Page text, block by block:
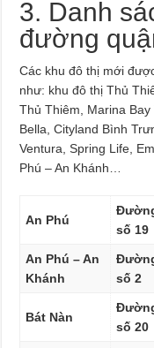
3. Danh
đường
Các khu đô thị mới
như: khu đô thị Thủ
Thủ Thiêm, Marina
Bella, Cityland Bình
Ventura, Spring Life,
Phú – An Khánh…
An Phú
số 19
An Phú – An
Khánh
số 2
Bát Nàn
số 20